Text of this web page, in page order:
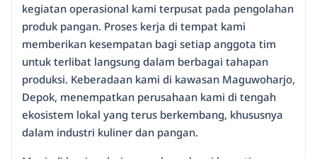
kegiatan operasional kami terpusat pada pengolahan
produk pangan. Proses kerja di tempat kami
memberikan kesempatan bagi setiap anggota tim
untuk terlibat langsung dalam berbagai tahapan
produksi. Keberadaan kami di kawasan Maguwoharjo,
Depok, menempatkan perusahaan kami di tengah
ekosistem lokal yang terus berkembang, khususnya
dalam industri kuliner dan pangan.